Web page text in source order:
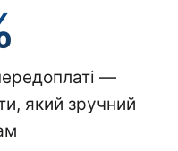
—
який зручний